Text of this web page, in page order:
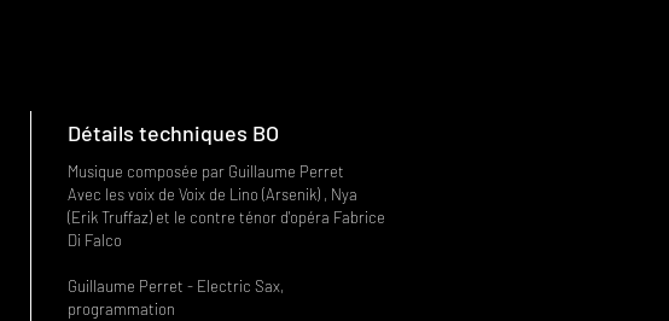
Détails techniques BO
Musique composée par Guillaume Perret
Avec les voix de Voix de Lino (Arsenik) , Nya
(Erik Truffaz) et le contre ténor d'opéra Fabrice
Di Falco
Guillaume Perret - Electric Sax,
programmation